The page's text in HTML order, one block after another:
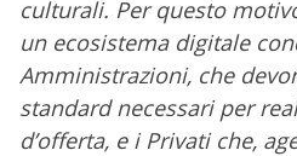
culturali. Per questo
un ecosistema digitale
Amministrazioni, che
standard necessari per
d’offerta, e i Privati che,